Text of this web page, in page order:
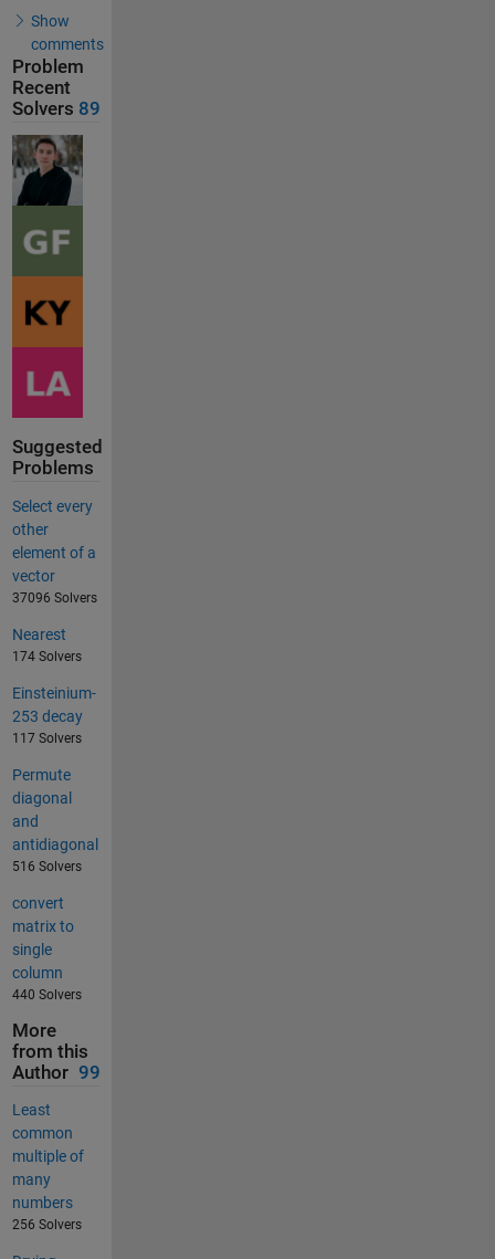
Show
comments
Problem
Recent
Solvers 89
Suggested
Problems
Select every
other
element of a
vector
37096 Solvers
Nearest
174 Solvers
Einsteinium-
253 decay
117 Solvers
Permute
diagonal
and
antidiagonal
516 Solvers
convert
matrix to
single
column
440 Solvers
More
from this
Author 99
Least
common
multiple of
many
numbers
256 Solvers